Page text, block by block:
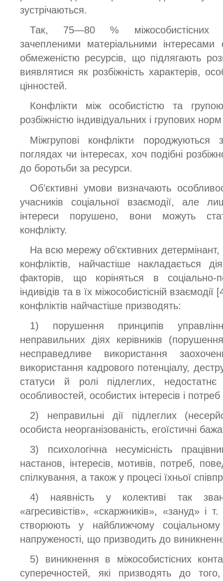
зустрічаються.
Так, 75—80 % міжособистісних
зачепленими матеріальними інтересами
обмеженістю ресурсів, що підлягають
виявлятися як розбіжність характерів,
цінностей.
Конфлікти між особистістю та
розбіжністю індивідуальних і групових
Міжгрупові конфлікти породжуються
поглядах чи інтересах, хоч подібні
до боротьби за ресурси.
Об’єктивні умови визначають
учасників соціальної взаємодії, але
інтереси порушено, вони можуть
конфлікту.
На всю мережу об’єктивних
конфліктів, найчастіше накладається
факторів, що коріняться в соціально-
індивідів та в їх міжособистісній
конфліктів найчастіше призводять:
1) порушення принципів
неправильних діях керівників
несправедливе використання
використання кадрового потенціалу,
статуси й ролі підлеглих, недостатнє
особливостей, особистих інтересів і потреб
2) неправильні дії підлеглих
особиста неорганізованість, егоїстичні
3) психологічна несумісність
настанов, інтересів, мотивів, потреб,
спілкування, а також у процесі їхньої
4) наявність у колективі так
«агресивістів», «скаржників», «зануд» і
створюють у найближчому соціальному
напруженості, що призводить до
5) виникнення в міжособистісних
суперечностей, які призводять до